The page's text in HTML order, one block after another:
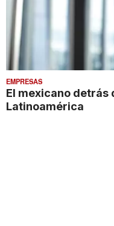
EMPRESAS
El mexicano detrás
Latinoamérica